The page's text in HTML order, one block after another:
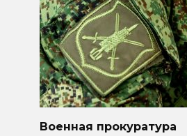
Военная прокуратура